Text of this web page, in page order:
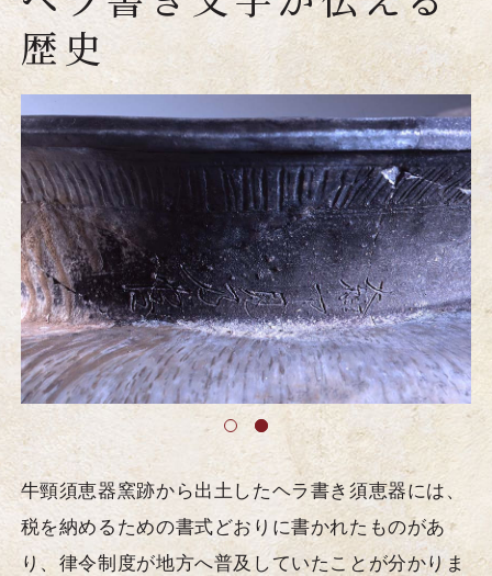
歴史
牛頸須恵器窯跡から出土したヘラ書き須恵器には、
税を納めるための書式どおりに書かれたものがあ
り、律令制度が地方へ普及していたことが分かりま